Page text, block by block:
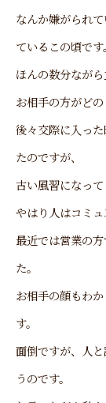
なんか嫌がられ
ているこの頃です。
ほんの数分なが
お相手の方がど
後々交際に入っ
たのですが、
古い風習になっ
やはり人はコミュ
最近では営業の
た。
お相手の顔もわ
す。
面倒ですが、人
うのです。